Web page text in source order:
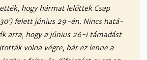
hogy hár­mat le­lőt­tek Csap
30’) fe­lett jú­nius 29-én. Nincs ha­tá­
ar­ra, hogy a jú­nius 26-i tá­ma­dást
vol­na vég­re, bár ez len­ne a